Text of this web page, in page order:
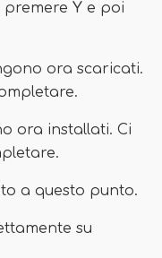
premere Y e poi
ora scaricati.
ora installati. Ci
a questo punto.
su